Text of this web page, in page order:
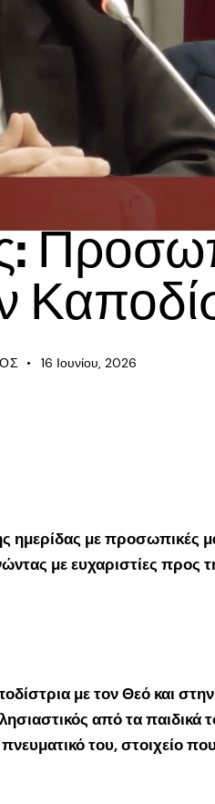
16 Ιουνίου, 2026
με προσωπικές
με ευχαριστίες προς
με τον Θεό και
από τα
του, στοιχείο